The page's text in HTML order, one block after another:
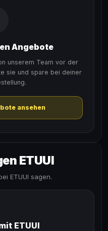
Angebote
unserem Team vor der
sie und spare bei deiner
ansehen
ETUUI
ETUUI sagen.
ETUUI